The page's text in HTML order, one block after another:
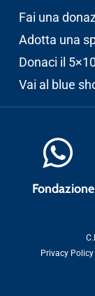
Fai una
Adotta una
Donaci il
Vai al blue
Privacy Policy